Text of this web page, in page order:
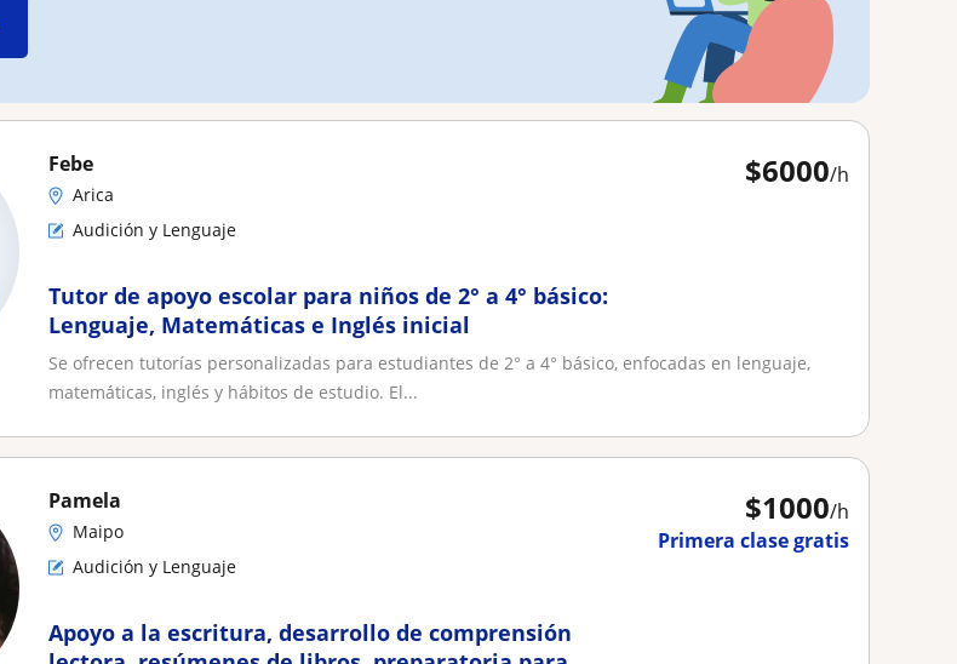
$6000/h
Febe
Arica
Audición y Lenguaje
Tutor de apoyo escolar para niños de 2° a 4° básico:
Lenguaje, Matemáticas e Inglés inicial
Se ofrecen tutorías personalizadas para estudiantes de 2° a 4° básico, enfocadas en lenguaje,
matemáticas, inglés y hábitos de estudio. El...
$1000/h
Primera clase gratis
Pamela
Maipo
Audición y Lenguaje
Apoyo a la escritura, desarrollo de comprensión